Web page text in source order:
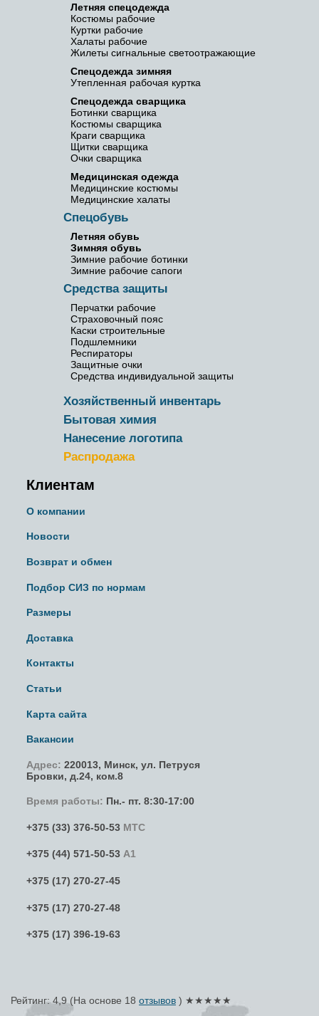
Летняя спецодежда
Костюмы рабочие
Куртки рабочие
Халаты рабочие
Жилеты сигнальные светоотражающие
Спецодежда зимняя
Утепленная рабочая куртка
Спецодежда сварщика
Ботинки сварщика
Костюмы сварщика
Краги сварщика
Щитки сварщика
Очки сварщика
Медицинская одежда
Медицинские костюмы
Медицинские халаты
Спецобувь
Летняя обувь
Зимняя обувь
Зимние рабочие ботинки
Зимние рабочие сапоги
Средства защиты
Перчатки рабочие
Страховочный пояс
Каски строительные
Подшлемники
Респираторы
Защитные очки
Средства индивидуальной защиты
Хозяйственный инвентарь
Бытовая химия
Нанесение логотипа
Распродажа
Клиентам
О компании
Новости
Возврат и обмен
Подбор СИЗ по нормам
Размеры
Доставка
Контакты
Статьи
Карта сайта
Вакансии
Адрес: 220013, Минск, ул. Петруся
Бровки, д.24, ком.8
Время работы: Пн.- пт. 8:30-17:00
+375 (33) 376-50-53 МТС
+375 (44) 571-50-53 А1
+375 (17) 270-27-45
+375 (17) 270-27-48
+375 (17) 396-19-63
Рейтинг: 4,9 (На основе 18 отзывов ) ★★★★★